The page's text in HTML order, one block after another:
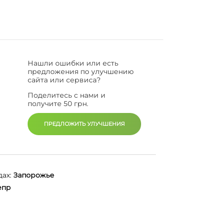
Нашли ошибки или есть
предложения по улучшению
сайта или сервиса?
Поделитесь с нами и
получите 50 грн.
ПРЕДЛОЖИТЬ УЛУЧШЕНИЯ
Запорожье